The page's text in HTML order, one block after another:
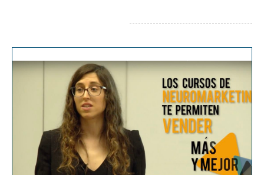
b
o
er e
dI
n
s
A
p
p
ai
l